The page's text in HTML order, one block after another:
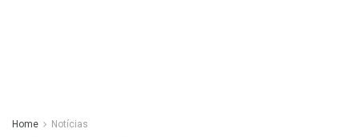
Home Notícias